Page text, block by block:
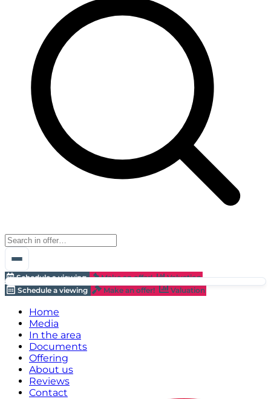
Schedule a viewing Make an offer!
Valuation
Schedule a viewing
Make an offer! Valuation
Home
Media
In the area
Documents
Offering
About us
Reviews
Contact